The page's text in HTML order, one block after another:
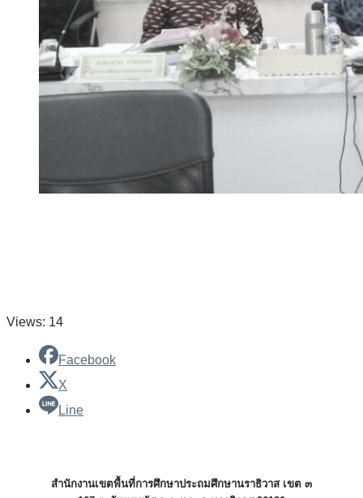
Views: 14
Facebook
X
Line
สำนักงานเขตพื้นที่การศึกษาประถมศึกษานราธิวาส เขต ๓